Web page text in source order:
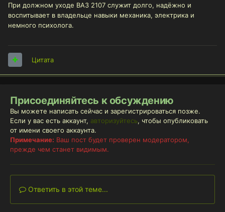
При должном уходе ВАЗ 2107 служит долго, надёжно и
воспитывает в владельце навыки механика, электрика и
немного психолога.
Цитата
Присоединяйтесь к обсуждению
Вы можете написать сейчас и зарегистрироваться позже.
Если у вас есть аккаунт, авторизуйтесь, чтобы опубликовать
от имени своего аккаунта.
Примечание: Ваш пост будет проверен модератором,
прежде чем станет видимым.
Ответить в этой теме...